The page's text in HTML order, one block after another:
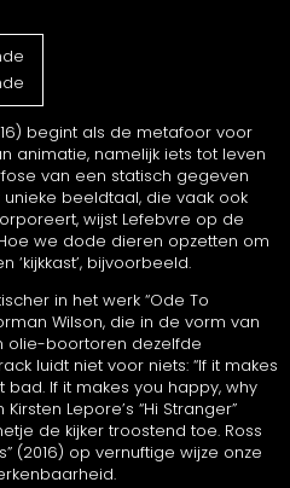
begint als de metafoor voor
animatie, namelijk iets tot leven
van een statisch gegeven
beeldtaal, die vaak ook
wijst Lefebvre op de
we dode dieren opzetten om
‘kijkkast’, bijvoorbeeld.
in het werk “Ode To
Wilson, die in de vorm van
olie-boortoren dezelfde
luidt niet voor niets: “If it makes
bad. If it makes you happy, why
Lepore’s “Hi Stranger”
de kijker troostend toe. Ross
(2016) op vernuftige wijze onze